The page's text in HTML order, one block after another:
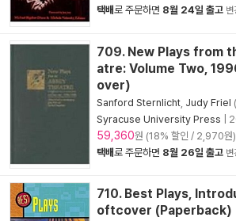
택배로 주문하면 8월 24일 출고 변
709. New Plays from
atre: Volume Two,
over)
Sanford Sternlicht Judy Friel
Syracuse University Press
59,360원 (18% 할인 / 2,970원)
택배로 주문하면 8월 26일 출고 변
710. Best Plays,
oftcover (Paperback)